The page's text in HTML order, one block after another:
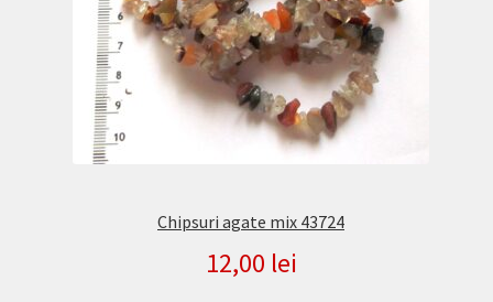
Chipsuri agate mix 43724
12,00 lei